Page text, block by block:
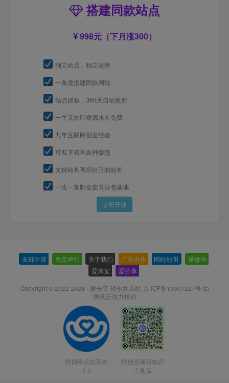
搭建同款站点
998元（下月涨300）
独立站点，独立运营
一条龙搭建同款网站
站点授权，365天自动更新
一手无水印资源永久免费
九年互联网创业经验
可私下咨询各种疑惑
支持站长再招自己的站长
一比一复制全套方法包落地
立即开通
友链申请 免责声明 关于我们 广告合作 网站地图 爱微淘
爱淘宝
爱分享
Copyright © 2022-2026 · 爱分享-轻创终点站-京 ICP备19001227号 由
腾讯云强力驱动
轻创终点站系统
5.0
轻创业项目知识
工具库